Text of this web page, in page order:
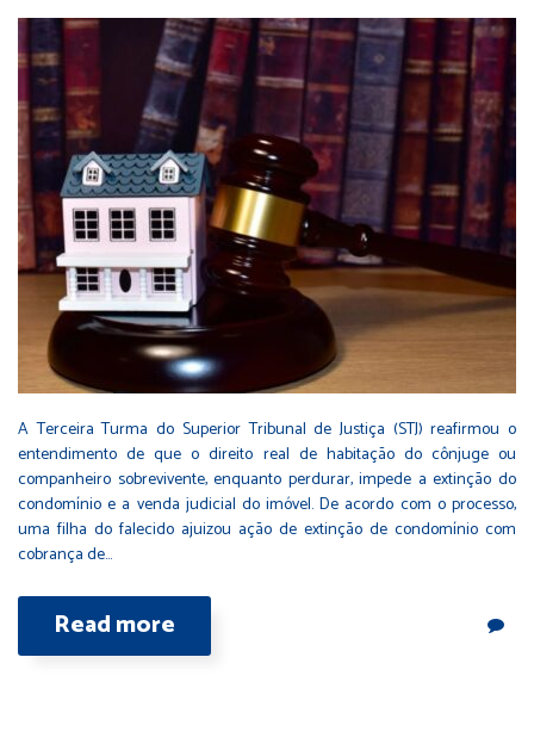
A Terceira Turma do Superior Tribunal de Justiça (STJ) reafirmou o
entendimento de que o direito real de habitação do cônjuge ou
companheiro sobrevivente, enquanto perdurar, impede a extinção do
condomínio e a venda judicial do imóvel. De acordo com o processo,
uma filha do falecido ajuizou ação de extinção de condomínio com
cobrança de…
Read more